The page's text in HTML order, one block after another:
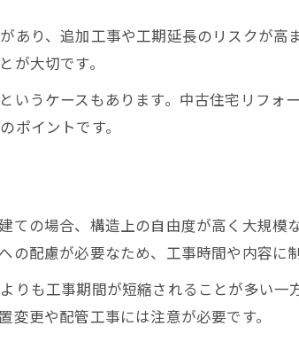
り、追加工事や工期延長のリスクが高
大切です。
うケースもあります。中古住宅リフォ
ポイントです。
の場合、構造上の自由度が高く大規模
配慮が必要なため、工事時間や内容に
りも工事期間が短縮されることが多い一
更や配管工事には注意が必要です。